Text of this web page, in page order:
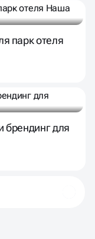
парк отеля
брендинг для